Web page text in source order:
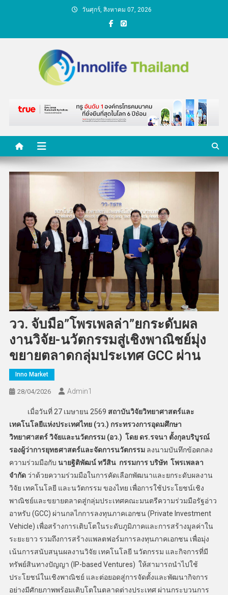
วันศุกร์, สิงหาคม 07, 2026
คนกับความคิด ชีวิตกับ
นวัตกรรม
วว. จับมือ”โพรเพลล่า”ยกระดับผล
งานวิจัย-นวัตกรรมสู่เชิงพาณิชย์มุ่ง
ขยายตลาดกลุ่มประเทศ GCC ผ่าน
Inno Market
28/04/2026 Admin​1
เมื่อวันที่ 27 เมษายน 2569 สถาบันวิจัยวิทยาศาสตร์และ
เทคโนโลยีแห่งประเทศไทย (วว.) กระทรวงการอุดมศึกษา
วิทยาศาสตร์ วิจัยและนวัตกรรม (อว.) โดย ดร.รจนา ตั้งกุลบริบูรณ์
รองผู้ว่าการยุทธศาสตร์และจัดการนวัตกรรม ลงนามบันทึกข้อตกลง
ความร่วมมือกับ นายฐิติพัฒน์ ทวีสิน กรรมการ บริษัท โพรเพลลา
จำกัด ว่าด้วยความร่วมมือในการคัดเลือกพัฒนาและยกระดับผลงาน
วิจัย เทคโนโลยี และนวัตกรรม ของไทย เพื่อการใช้ประโยชน์เชิง
พาณิชย์และขยายตลาดสู่กลุ่มประเทศคณะมนตรีความร่วมมือรัฐอ่าว
อาหรับ (GCC) ผ่านกลไกการลงทุนภาคเอกชน (Private Investment
Vehicle) เพื่อสร้างการเติบโตในระดับภูมิภาคและการสร้างมูลค่าใน
ระยะยาว รวมถึงการสร้างแพลตฟอร์มการลงทุนภาคเอกชน เพื่อมุ่ง
เน้นการสนับสนุนผลงานวิจัย เทคโนโลยี นวัตกรรม และกิจการที่มี
ทรัพย์สินทางปัญญา (IP-based Ventures) ให้สามารถนำไปใช้
ประโยชน์ในเชิงพาณิชย์ และต่อยอดสู่การจัดตั้งและพัฒนากิจการ
อย่างมีศักยภาพพร้อมเติบโตในตลาดต่างประเทศ ผ่านกระบวนการ